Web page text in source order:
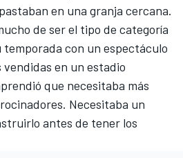
en una granja cercana.
de ser el tipo de categoría
con un espectáculo
en un estadio
que necesitaba más
Necesitaba un
antes de tener los